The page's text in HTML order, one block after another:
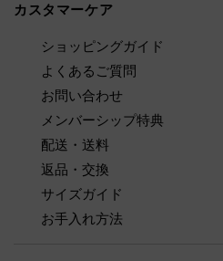
カスタマーケア
ショッピングガイド
よくあるご質問
お問い合わせ
メンバーシップ特典
配送・送料
返品・交換
サイズガイド
お手入れ方法